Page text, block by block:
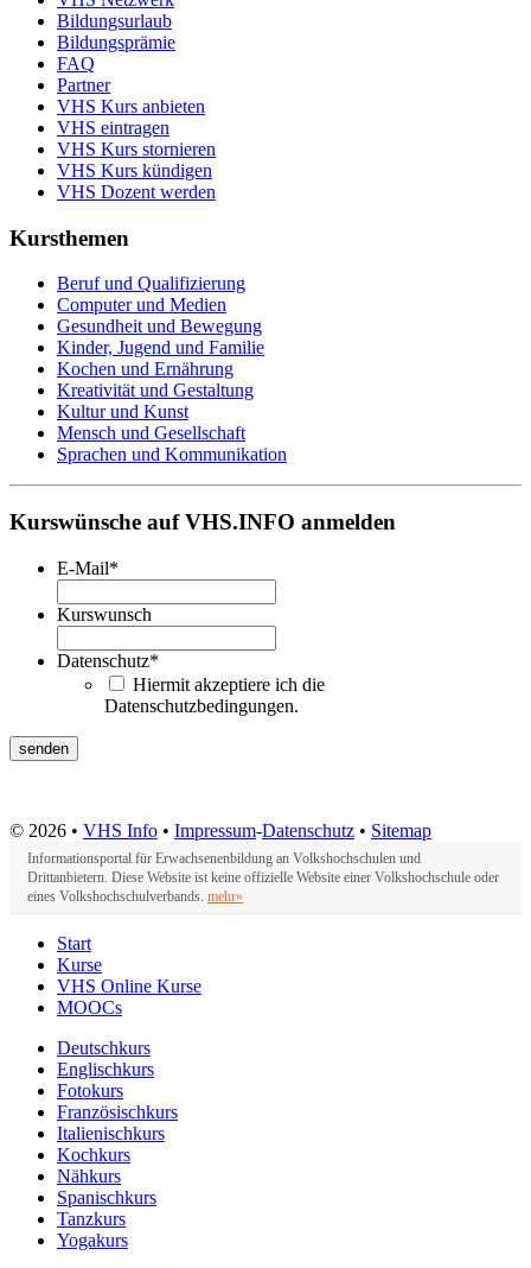
Bildungsurlaub
Bildungsprämie
FAQ
Partner
VHS Kurs anbieten
VHS eintragen
VHS Kurs stornieren
VHS Kurs kündigen
VHS Dozent werden
Kursthemen
Beruf und Qualifizierung
Computer und Medien
Gesundheit und Bewegung
Kinder, Jugend und Familie
Kochen und Ernährung
Kreativität und Gestaltung
Kultur und Kunst
Mensch und Gesellschaft
Sprachen und Kommunikation
Kurswünsche auf VHS.INFO anmelden
E-Mail*
Kurswunsch
Datenschutz*
Hiermit akzeptiere ich die
Datenschutzbedingungen.
© 2026 • VHS Info • Impressum-Datenschutz • Sitemap
Informationsportal für Erwachsenenbildung an Volkshochschulen und
Drittanbietern. Diese Website ist keine offizielle Website einer Volkshochschule oder
eines Volkshochschulverbands. mehr»
Start
Kurse
VHS Online Kurse
MOOCs
Deutschkurs
Englischkurs
Fotokurs
Französischkurs
Italienischkurs
Kochkurs
Nähkurs
Spanischkurs
Tanzkurs
Yogakurs